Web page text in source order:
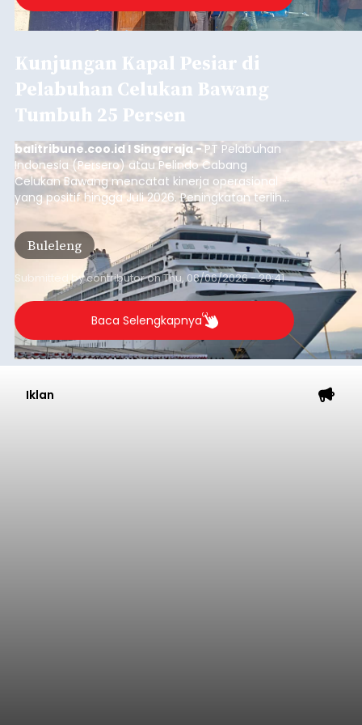
Kunjungan Kapal Pesiar di
Pelabuhan Celukan Bawang
Tumbuh 25 Persen
balitribune.coo.id I Singaraja -PT Pelabuhan
Indonesia (Persero) atau Pelindo Cabang
Celukan Bawang mencatat kinerja operasional
yang positif hingga Juli 2026. Peningkatan terlihat
dari arus kapal yang mencapai 1,48 juta Gross
Tonnage (GT), atau tumbuh 12,4 persen
dibandingkan periode yang sama tahun lalu
yang tercatat sebesar 1,32 juta GT.
Buleleng
Submitted bycontributoronThu, 08/06/2026 - 20:41
Baca Selengkapnya
Iklan